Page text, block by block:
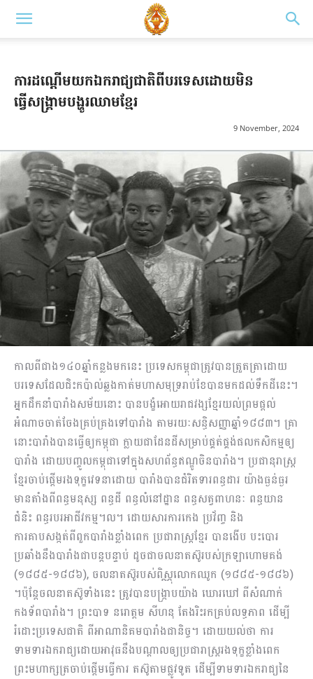
ការដណ្តើមយកឯករាជ្យជាតិពីបរទេសដោយមិន
ធ្វើសង្រ្គាមបង្ហូរឈាមខ្មែរ
9 November, 2024
កាលពីជាង១៤០ឆ្នាំកន្លងមកនេះ ប្រទេសកម្ពុជាត្រូវបានត្រួតត្រាដោយ
បរទេសដែលជិះកប៉ាល់ឆ្លងកាត់មហាសមុទ្ររាប់ខែបានមកដល់ទឹកដីនេះ។
អ្នកដឹកនាំបារាំងសម័យនោះ បានបង្ខំអោយរាជវង្សខ្មែរយល់ព្រមផ្តល់
អំណាចចាត់ចែងគ្រប់គ្រងទៅបារាំង តាមរយៈសន្ធិសញ្ញាឆ្នាំ១៨៨៣។ គ្រា
នោះបារាំងបានធ្វើឲ្យកម្ពុជា ក្លាយជាដែនដីសម្រាប់ផ្គត់ផ្គង់ផលកសិកម្មឲ្យ
បារាំង ដោយបញ្ចូលកម្ពុជាទៅក្នុងសហព័ន្ធឥណ្ឌូចិនបារាំង។ ប្រជានុរាស្ត្រ
ខ្មែរចាប់ផ្តើមរងទុក្ខវេទនាដោយ បារាំងបានជំរិតទារពន្ធដារ យ៉ាងធ្ងន់ធ្ងរ
មានតាំងពីពន្ធមនុស្ស ពន្ធដី ពន្ធលំនៅដ្ឋាន ពន្ធសត្វពាហនៈ ពន្ធយាន
ជំនិះ ពន្ធរបរអាជីវកម្ម។ល។ ដោយសារការកេង ប្រវ័ញ្ច និង
ការគាបសង្កត់ពីពួកបារាំងខ្លាំងពេក ប្រជារាស្ត្រខ្មែរ បានងើប បះបោរ
ប្រឆាំងនឹងបារាំងជាបន្តបន្ទាប់ ដូចជាចលនាតស៊ូរបស់ក្រឡាហោមគង់
(១៨៨៥-១៨៨៦), ចលនាតស៊ូរបស់ពិស្ណុលោកឈូក (១៨៨៥-១៨៨៦)
។ប៉ុន្តែចលនាតស៊ូទាំងនេះ ត្រូវបានបង្ក្រាបយ៉ាង ឃោរឃៅ ពីសំណាក់
កងទ័ពបារាំង។ ព្រះបាទ នរោត្តម សីហនុ តែងរិះរកគ្រប់លទ្ធភាព ដើម្បី
រំដោះប្រទេសជាតិ ពីអាណានិគមបារាំងជានិច្ច។ ដោយយល់ថា ការ
ទាមទារឯករាជ្យដោយអាវុធនឹងបណ្តាលឲ្យប្រជារាស្ត្ររងទុក្ខខ្លាំងពេក
ព្រះមហាក្សត្រចាប់ផ្តើមធ្វើការ តស៊ូតាមផ្លូវទូត ដើម្បីទាមទារឯករាជ្យនៃ